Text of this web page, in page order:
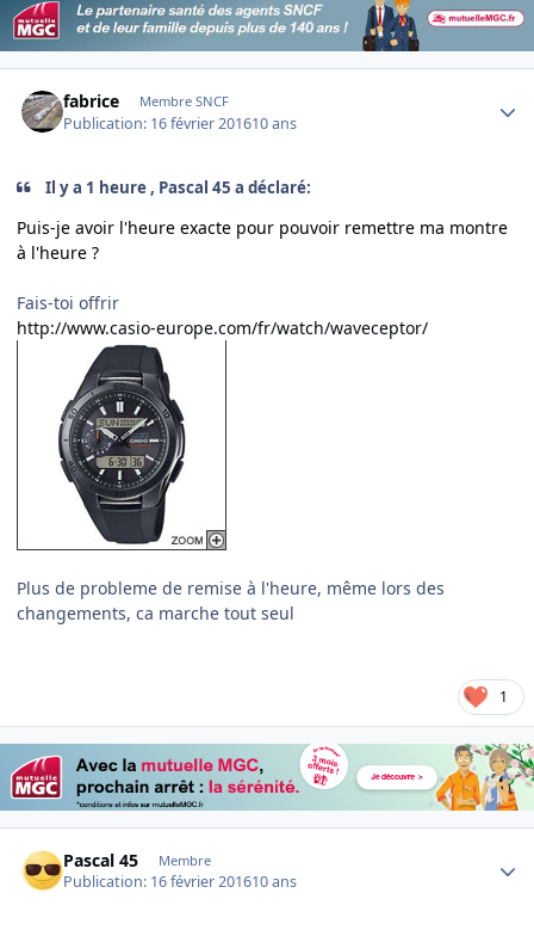
fabrice Membre SNCF
Publication: 16 février 201610 ans
Il y a 1 heure , Pascal 45 a déclaré:
Puis-je avoir l'heure exacte pour pouvoir remettre ma montre
à l'heure ?
Fais-toi offrir
http://www.casio-europe.com/fr/watch/waveceptor/
Plus de probleme de remise à l'heure, même lors des
changements, ca marche tout seul
1
Pascal 45 Membre
Publication: 16 février 201610 ans